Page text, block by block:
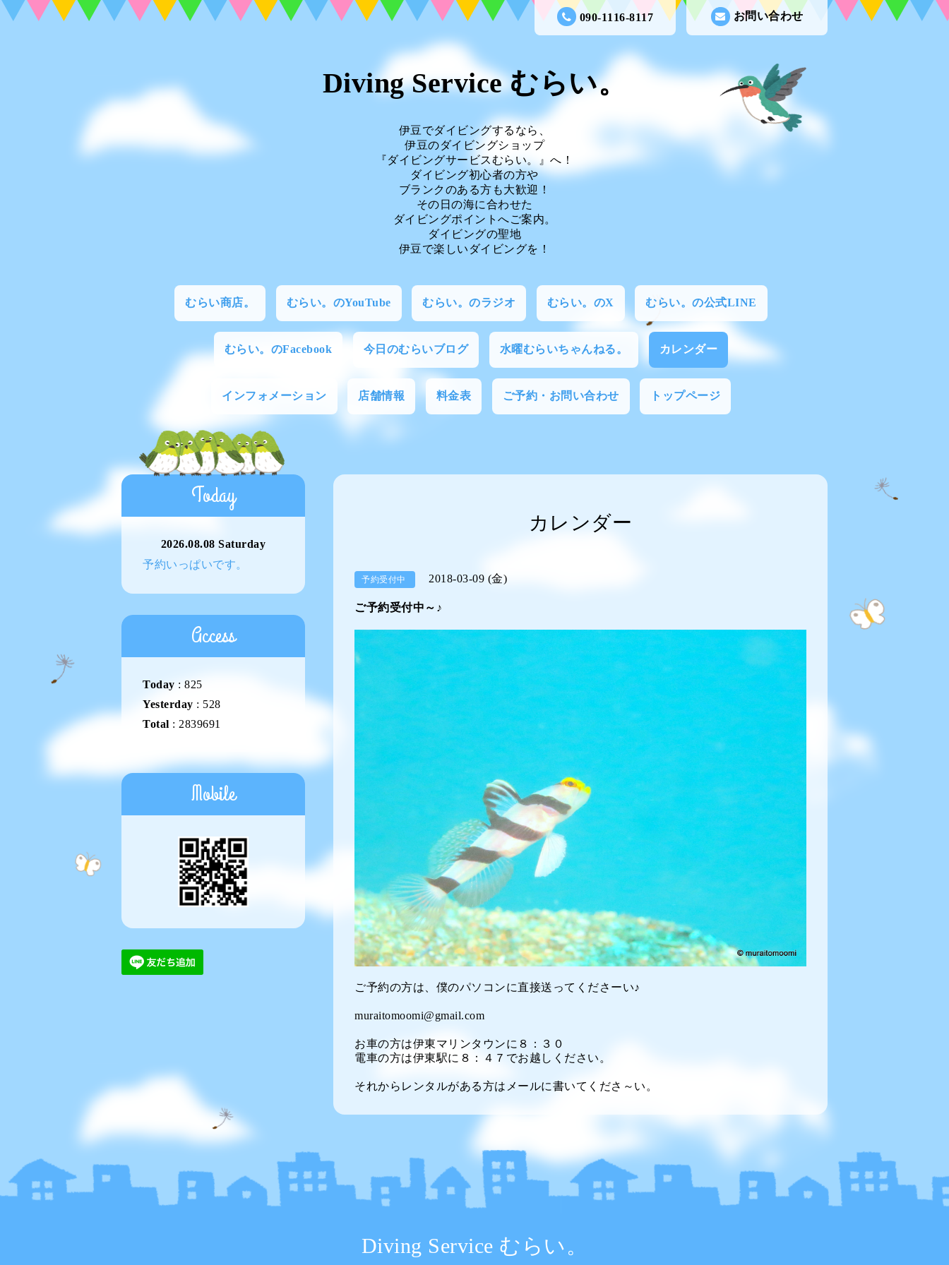
お問い合わせ
090-1116-8117
Diving Service むらい。
伊豆でダイビングするなら、
伊豆のダイビングショップ
『ダイビングサービスむらい。』へ！
ダイビング初心者の方や
ブランクのある方も大歓迎！
その日の海に合わせた
ダイビングポイントへご案内。
ダイビングの聖地
伊豆で楽しいダイビングを！
むらい商店。 むらい。のYouTube むらい。のラジオ むらい。のX むらい。の公式LINE
むらい。のFacebook 今日のむらいブログ 水曜むらいちゃんねる。 カレンダー
インフォメーション 店舗情報 料金表 ご予約・お問い合わせ トップページ
カレンダー
予約受付中 2018-03-09 (金)
ご予約受付中～♪
ご予約の方は、僕のパソコンに直接送ってくださーい♪
muraitomoomi@gmail.com
お車の方は伊東マリンタウンに８：３０
電車の方は伊東駅に８：４７でお越しください。
それからレンタルがある方はメールに書いてくださ～い。
Today
2026.08.08 Saturday
予約いっぱいです。
Access
Today : 825
Yesterday : 528
Total : 2839691
Mobile
Diving Service むらい。